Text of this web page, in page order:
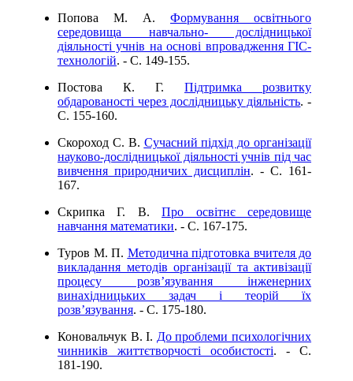
Попова М. А. Формування освітнього
середовища навчально- дослідницької
діяльності учнів на основі впровадження ГІС-
технологій. - C. 149-155.
Постова К. Г. Підтримка розвитку
обдарованості через дослідницьку діяльність. -
C. 155-160.
Скороход С. В. Сучасний підхід до організації
науково-дослідницької діяльності учнів під час
вивчення природничих дисциплін. - C. 161-
167.
Скрипка Г. В.Про освітнє середовище
навчання математики. - C. 167-175.
Туров М. П. Методична підготовка вчителя до
викладання методів організації та активізації
процесу розв’язування інженерних
винахідницьких задач і теорій їх
розв’язування. - C. 175-180.
Коновальчук В. І. До проблеми психологічних
чинників життєтворчості особистості. - C.
181-190.